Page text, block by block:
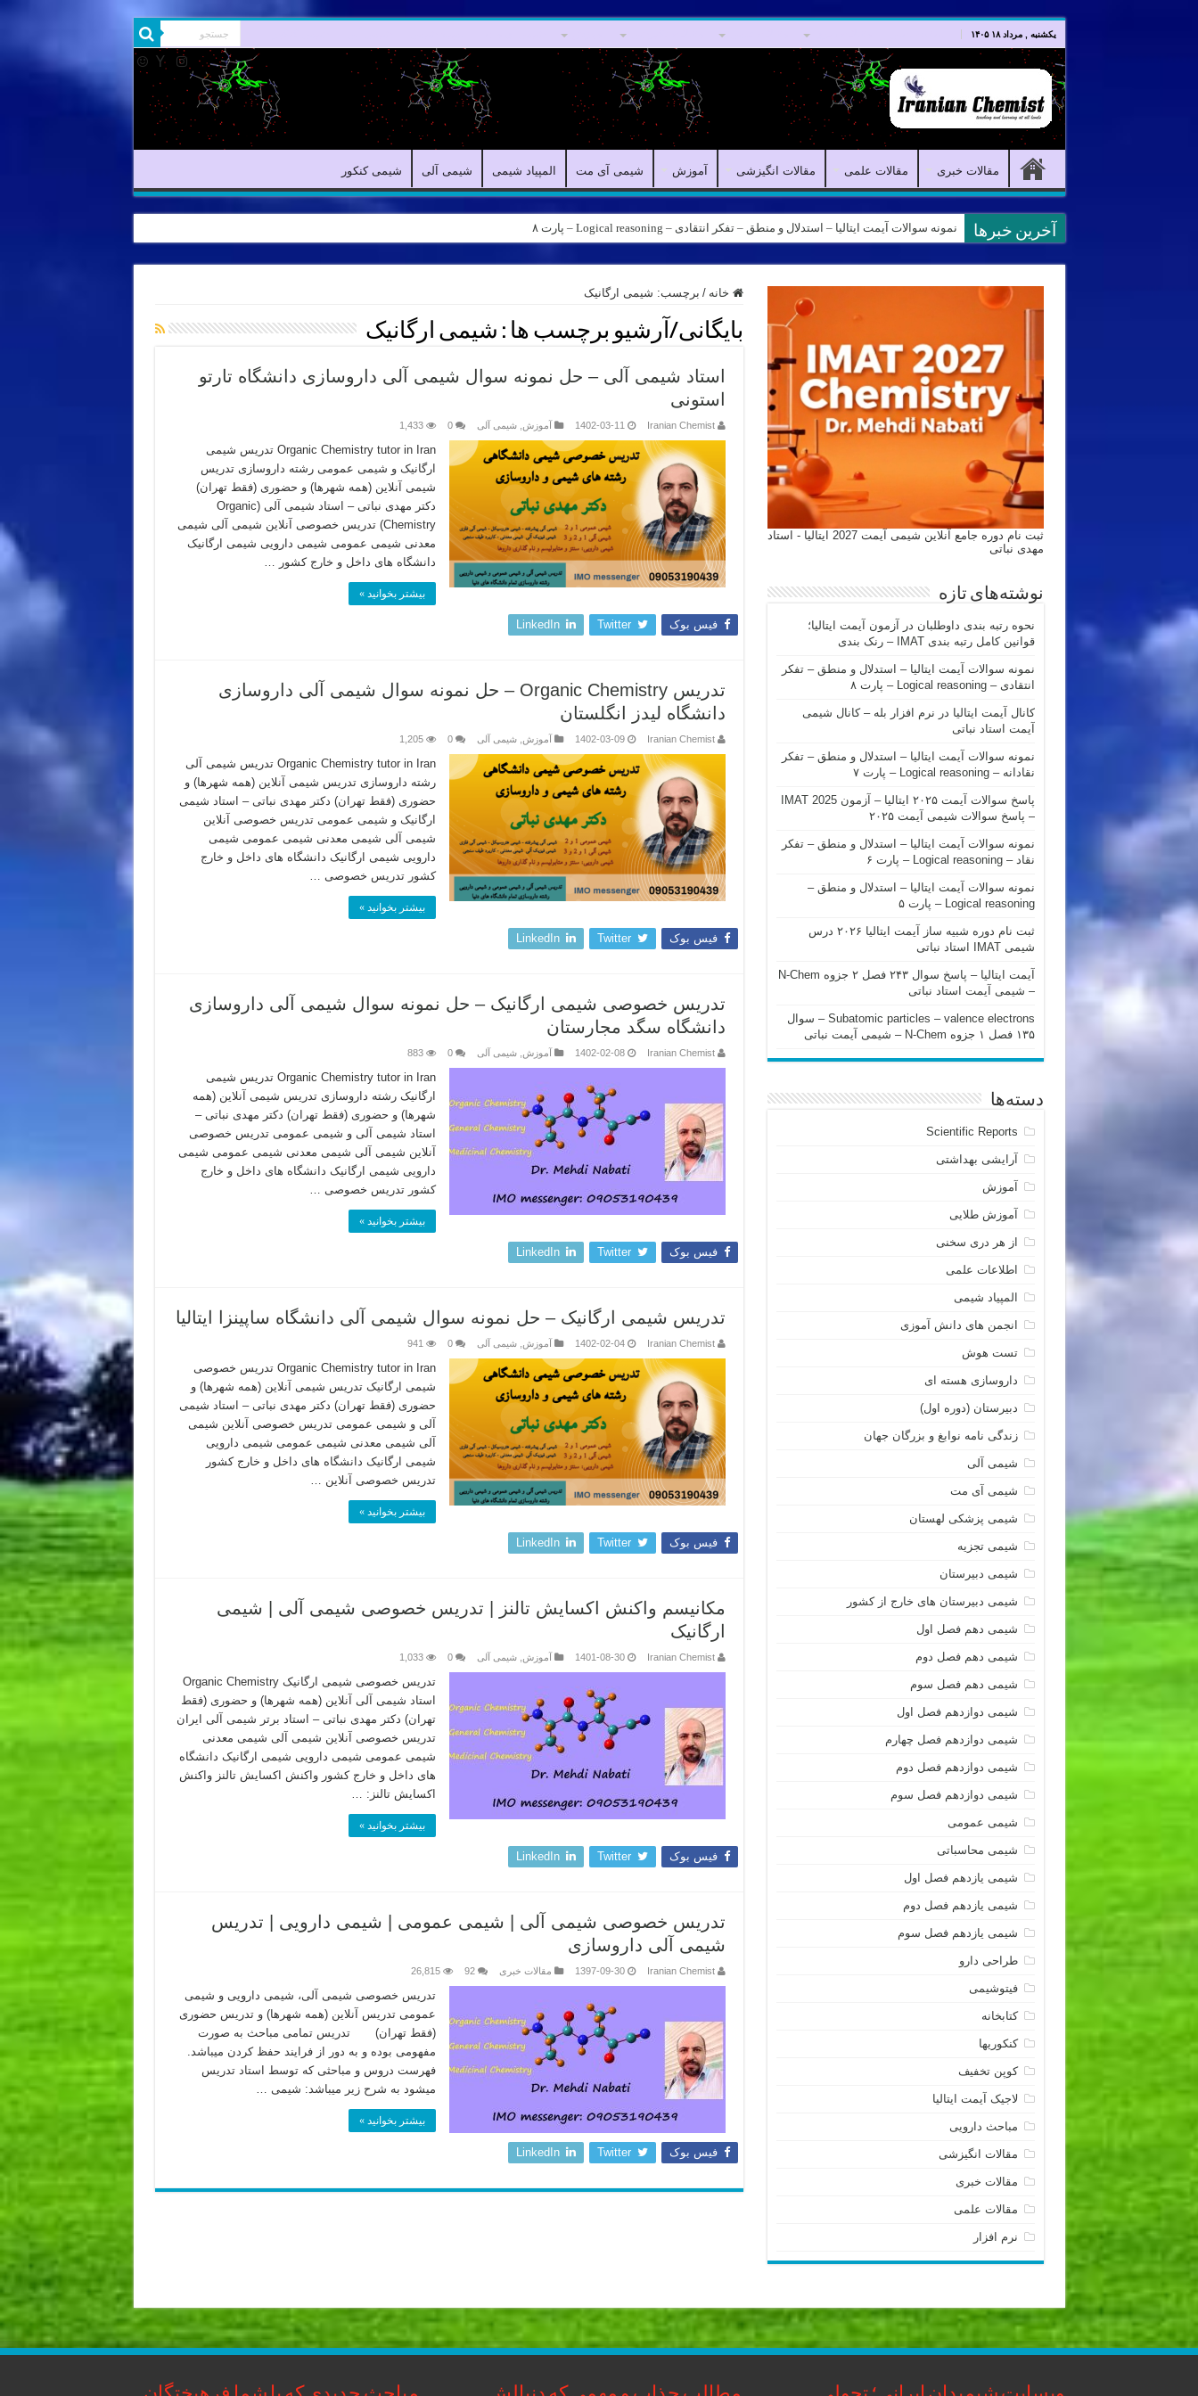
یکشنبه , مرداد ۱۸ ۱۴۰۵
مقالات خبری مقالات علمی مقالات انگیزشی آموزش شیمی آی مت المپیاد شیمی شیمی آلی شیمی کنکور
آخرین خبرها نمونه سوالات آیمت ایتالیا – استدلال و منطق – تفکر انتقادی – Logical reasoning – پارت ۸
خانه / برچسب: شیمی ارگانیک
بایگانی/آرشیو برچسب ها : شیمی ارگانیک
استاد شیمی آلی – حل نمونه سوال شیمی آلی داروسازی دانشگاه تارتو
استونی
Iranian Chemist
1402-03-11 آموزش ,شیمی آلی 0
1,433
Organic Chemistry tutor in Iran تدریس شیمی
ارگانیک و شیمی عمومی رشته داروسازی تدریس
شیمی آنلاین (همه شهرها) و حضوری (فقط تهران)
دکتر مهدی نباتی – استاد شیمی آلی (Organic
Chemistry) تدریس خصوصی آنلاین شیمی آلی شیمی
معدنی شیمی عمومی شیمی دارویی شیمی ارگانیک
دانشگاه های داخل و خارج کشور …
بیشتر بخوانید »
فیس بوک Twitter
LinkedIn
تدریس Organic Chemistry – حل نمونه سوال شیمی آلی داروسازی
دانشگاه لیدز انگلستان
Iranian Chemist
1402-03-09 آموزش ,شیمی آلی 0
1,205
Organic Chemistry tutor in Iran تدریس شیمی آلی
رشته داروسازی تدریس شیمی آنلاین (همه شهرها) و
حضوری (فقط تهران) دکتر مهدی نباتی – استاد شیمی
ارگانیک و شیمی عمومی تدریس خصوصی آنلاین
شیمی آلی شیمی معدنی شیمی عمومی شیمی
دارویی شیمی ارگانیک دانشگاه های داخل و خارج
کشور تدریس خصوصی …
بیشتر بخوانید »
فیس بوک Twitter
LinkedIn
تدریس خصوصی شیمی ارگانیک – حل نمونه سوال شیمی آلی داروسازی
دانشگاه سگد مجارستان
Iranian Chemist
1402-02-08 آموزش ,شیمی آلی 0
883
Organic Chemistry tutor in Iran تدریس شیمی
ارگانیک رشته داروسازی تدریس شیمی آنلاین (همه
شهرها) و حضوری (فقط تهران) دکتر مهدی نباتی –
استاد شیمی آلی و شیمی عمومی تدریس خصوصی
آنلاین شیمی آلی شیمی معدنی شیمی عمومی شیمی
دارویی شیمی ارگانیک دانشگاه های داخل و خارج
کشور تدریس خصوصی …
بیشتر بخوانید »
فیس بوک Twitter
LinkedIn
تدریس شیمی ارگانیک – حل نمونه سوال شیمی آلی دانشگاه ساپینزا ایتالیا
Iranian Chemist
1402-02-04 آموزش ,شیمی آلی 0
941
Organic Chemistry tutor in Iran تدریس خصوصی
شیمی ارگانیک تدریس شیمی آنلاین (همه شهرها) و
حضوری (فقط تهران) دکتر مهدی نباتی – استاد شیمی
آلی و شیمی عمومی تدریس خصوصی آنلاین شیمی
آلی شیمی معدنی شیمی عمومی شیمی دارویی
شیمی ارگانیک دانشگاه های داخل و خارج کشور
تدریس خصوصی آنلاین …
بیشتر بخوانید »
فیس بوک Twitter
LinkedIn
مکانیسم واکنش اکسایش تالنز | تدریس خصوصی شیمی آلی | شیمی
ارگانیک
Iranian Chemist
1401-08-30 آموزش ,شیمی آلی 0
1,033
تدریس خصوصی شیمی ارگانیک Organic Chemistry
استاد شیمی آلی آنلاین (همه شهرها) و حضوری (فقط
تهران) دکتر مهدی نباتی – استاد برتر شیمی آلی ایران
تدریس خصوصی آنلاین شیمی آلی شیمی معدنی
شیمی عمومی شیمی دارویی شیمی ارگانیک دانشگاه
های داخل و خارج کشور واکنش اکسایش تالنز واکنش
اکسایش تالنز: …
بیشتر بخوانید »
فیس بوک Twitter
LinkedIn
تدریس خصوصی شیمی آلی | شیمی عمومی | شیمی دارویی | تدریس
شیمی آلی داروسازی
Iranian Chemist
1397-09-30 مقالات خبری 92
26,815
تدریس خصوصی شیمی آلی، شیمی دارویی و شیمی
عمومی تدریس آنلاین (همه شهرها) و تدریس حضوری
(فقط تهران) تدریس تمامی مباحث به صورت
مفهومی بوده و به دور از فرایند حفظ کردن میباشد.
فهرست دروس و مباحثی که توسط استاد تدریس
میشود به شرح زیر میباشد: شیمی …
بیشتر بخوانید »
فیس بوک Twitter
LinkedIn
ثبت نام دوره جامع آنلاین شیمی آیمت 2027 ایتالیا - استاد
مهدی نباتی
نوشته‌های تازه
نحوه رتبه بندی داوطلبان در آزمون آیمت ایتالیا؛
قوانین کامل رتبه بندی IMAT – رنک بندی
نمونه سوالات آیمت ایتالیا – استدلال و منطق – تفکر
انتقادی – Logical reasoning – پارت ۸
کانال آیمت ایتالیا در نرم افزار بله – کانال شیمی
آیمت استاد نباتی
نمونه سوالات آیمت ایتالیا – استدلال و منطق – تفکر
نقادانه – Logical reasoning – پارت ۷
پاسخ سوالات آیمت ۲۰۲۵ ایتالیا – آزمون IMAT 2025
– پاسخ سوالات شیمی آیمت ۲۰۲۵
نمونه سوالات آیمت ایتالیا – استدلال و منطق – تفکر
نقاد – Logical reasoning – پارت ۶
نمونه سوالات آیمت ایتالیا – استدلال و منطق –
Logical reasoning – پارت ۵
ثبت نام دوره شبیه ساز آیمت ایتالیا ۲۰۲۶ درس
شیمی IMAT استاد نباتی
آیمت ایتالیا – پاسخ سوال ۲۴۳ فصل ۲ جزوه N-Chem
– شیمی آیمت استاد نباتی
Subatomic particles – valence electrons – سوال
۱۳۵ فصل ۱ جزوه N-Chem – شیمی آیمت نباتی
دسته‌ها
Scientific Reports
آرایشی بهداشتی
آموزش
آموزش طلایی
از هر دری سخنی
اطلاعات علمی
المپیاد شیمی
انجمن های دانش آموزی
تست هوش
داروسازی هسته ای
دبیرستان (دوره اول)
زندگی نامه نوابغ و بزرگان جهان
شیمی آلی
شیمی آی مت
شیمی پزشکی لهستان
شیمی تجزیه
شیمی دبیرستان
شیمی دبیرستان های خارج از کشور
شیمی دهم فصل اول
شیمی دهم فصل دوم
شیمی دهم فصل سوم
شیمی دوازدهم فصل اول
شیمی دوازدهم فصل چهارم
شیمی دوازدهم فصل دوم
شیمی دوازدهم فصل سوم
شیمی عمومی
شیمی محاسباتی
شیمی یازدهم فصل اول
شیمی یازدهم فصل دوم
شیمی یازدهم فصل سوم
طراحی دارو
فیتوشیمی
کتابخانه
کنکوریها
کوپن تخفیف
لاجیک آیمت ایتالیا
مباحث دارویی
مقالات انگیزشی
مقالات خبری
مقالات علمی
نرم افزار